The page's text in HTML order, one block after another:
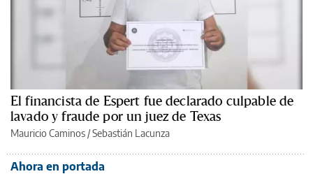
El financista de Espert fue declarado culpable de
lavado y fraude por un juez de Texas
Mauricio Caminos /Sebastián Lacunza
Ahora en portada